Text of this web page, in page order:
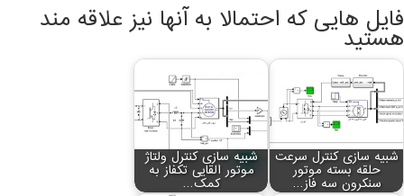
فایل هایی که احتمالا به آنها نیز علاقه مند
هستید
شبیه سازی کنترل سرعت
حلقه بسته موتور
سنکرون سه فاز…
شبیه سازی کنترل ولتاژ
موتور القایی تکفاز به
کمک…